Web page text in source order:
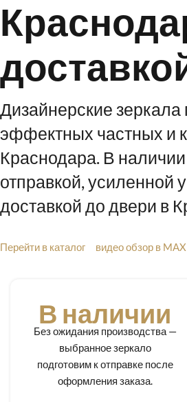
Дизайнерские
эффектных частных и
Краснодара. В
отправкой, усиленной
доставкой до двери в
Перейти в каталог видео обзор в MAX
В наличии
Без ожидания производства —
выбранное зеркало
подготовим к отправке после
оформления заказа.